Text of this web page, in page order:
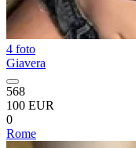
4 foto
Giavera
568
100 EUR
0
Rome